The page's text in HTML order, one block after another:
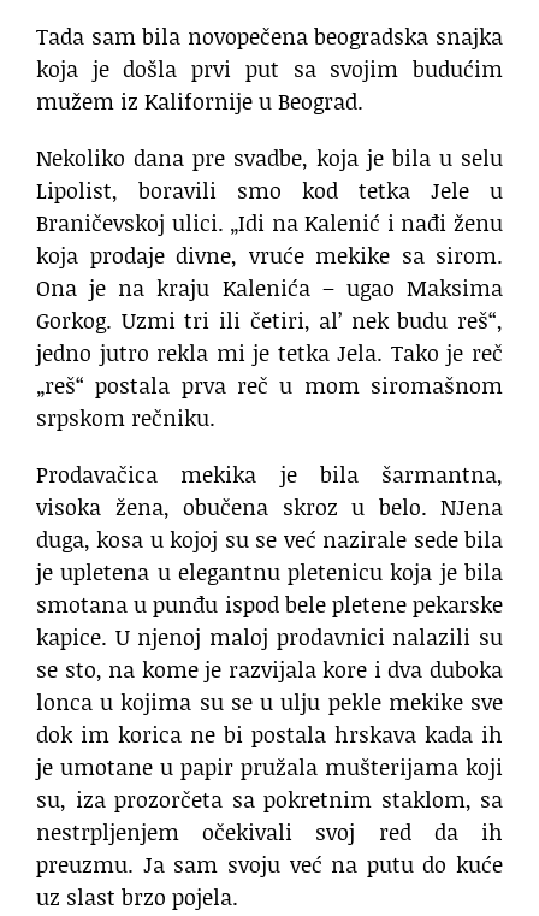
Tada sam bila novopečena beogradska snajka
koja je došla prvi put sa svojim budućim
mužem iz Kalifornije u Beograd.
Nekoliko dana pre svadbe, koja je bila u selu
Lipolist, boravili smo kod tetka Jele u
Braničevskoj ulici. „Idi na Kalenić i nađi ženu
koja prodaje divne, vruće mekike sa sirom.
Ona je na kraju Kalenića – ugao Maksima
Gorkog. Uzmi tri ili četiri, al’ nek budu reš“,
jedno jutro rekla mi je tetka Jela. Tako je reč
„reš“ postala prva reč u mom siromašnom
srpskom rečniku.
Prodavačica mekika je bila šarmantna,
visoka žena, obučena skroz u belo. NJena
duga, kosa u kojoj su se već nazirale sede bila
je upletena u elegantnu pletenicu koja je bila
smotana u punđu ispod bele pletene pekarske
kapice. U njenoj maloj prodavnici nalazili su
se sto, na kome je razvijala kore i dva duboka
lonca u kojima su se u ulju pekle mekike sve
dok im korica ne bi postala hrskava kada ih
je umotane u papir pružala mušterijama koji
su, iza prozorčeta sa pokretnim staklom, sa
nestrpljenjem očekivali svoj red da ih
preuzmu. Ja sam svoju već na putu do kuće
uz slast brzo pojela.